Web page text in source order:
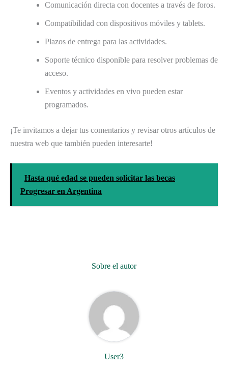
Comunicación directa con docentes a través de foros.
Compatibilidad con dispositivos móviles y tablets.
Plazos de entrega para las actividades.
Soporte técnico disponible para resolver problemas de
acceso.
Eventos y actividades en vivo pueden estar
programados.
¡Te invitamos a dejar tus comentarios y revisar otros artículos de
nuestra web que también pueden interesarte!
Hasta qué edad se pueden solicitar las becas
Progresar en Argentina
Sobre el autor
User3